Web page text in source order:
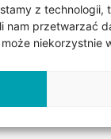
z
nam przetwarzać
niekorzystnie